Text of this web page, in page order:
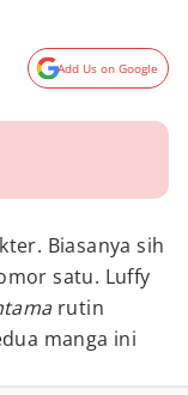
Add Us on Google
Biasanya sih
satu. Luffy
rutin
manga ini